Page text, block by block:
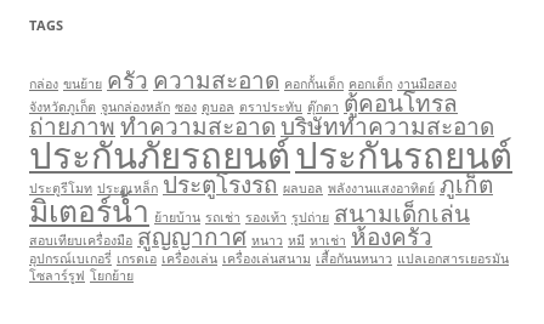
TAGS
กล่อง ขนย้าย ครัว ความสะอาด คอกกั้นเด็ก คอกเด็ก งานมือสอง
จังหวัดภูเก็ต จูนกล่องหลัก ซอง ดูบอล ตราประทับ ตุ๊กตา ตู้คอนโทรล
ถ่ายภาพทำความสะอาดบริษัททำความสะอาด
ประกันภัยรถยนต์ประกันรถยนต์
ประตูรีโมท ประตูเหล็ก ประตูโรงรถ ผลบอล พลังงานแสงอาทิตย์ ภูเก็ต
มิเตอร์น้ำ ย้ายบ้าน รถเช่า รองเท้า รูปถ่าย สนามเด็กเล่น
สอบเทียบเครื่องมือ สูญญากาศ หนาว หมี หาเช่า ห้องครัว
อุปกรณ์เบเกอรี่ เกรดเอ เครื่องเล่น เครื่องเล่นสนาม เสื้อกันนหนาว แปลเอกสารเยอรมัน
โซลาร์รูฟ โยกย้าย